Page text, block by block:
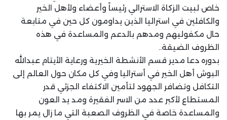
خاص لبيت الزكاة الاسترالي رئيساً وأعضاء ولأهل الخير
والكافلين في استراليا الذين يداومون كل حين في متابعة
حال مكفوليهم ومدهم بالدعم والمساعدة في هذه
الظروف الضيقة..
بدوره دعا مدير قسم الأنشطة الخيرية ورعاية الأيتام عبدالله
البوش أهل الخير في أستراليا وفي كل مكان حول العالم إلى
التكافل وتضافر الجهود لتأمين الاكتفاء الجزئي قدر
المستطاع لأكبر عدد من الاسر الفقيرة ومد يد العون
والمساعدة خاصة في الظروف الصعبة التي ما زال يمر بها